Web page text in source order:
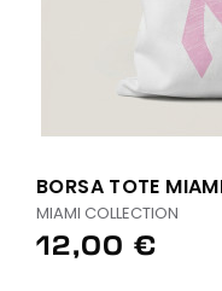
BORSA TOTE
MIAMI COLLECTION
12,00 €